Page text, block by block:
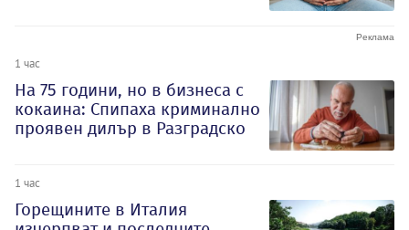
1 час
На 75 години, но в бизнеса с
кокаина: Спипаха криминално
проявен дилър в Разградско
1 час
Горещините в Италия